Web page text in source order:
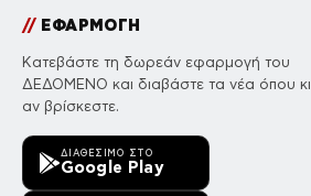
//ΕΦΑΡΜΟΓΗ
Κατεβάστε τη δωρεάν εφαρμογή του
ΔΕΔΟΜΕΝΟ και διαβάστε τα νέα όπου κι
αν βρίσκεστε.
ΔΙΑΘΈΣΙΜΟ ΣΤΟ
Google Play